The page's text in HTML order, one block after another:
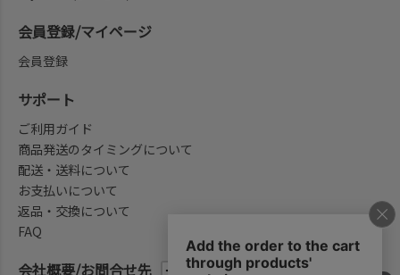
会社概要/お問合せ先
会員登録/マイページ
会員登録
サポート
ご利用ガイド
商品発送のタイミングについて
配送・送料について
お支払いについて
返品・交換について
FAQ